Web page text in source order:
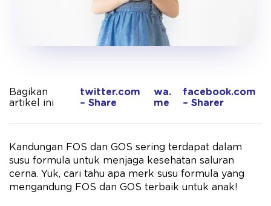
Bagikan
artikel ini
twitter.com
– Share
wa.
me
facebook.com
– Sharer
Kandungan FOS dan GOS sering terdapat dalam
susu formula untuk menjaga kesehatan saluran
cerna. Yuk, cari tahu apa merk susu formula yang
mengandung FOS dan GOS terbaik untuk anak!